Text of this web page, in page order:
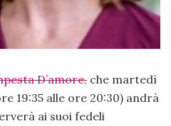
D’amore, che martedì
19:35 alle ore 20:30) andrà
ai suoi fedeli